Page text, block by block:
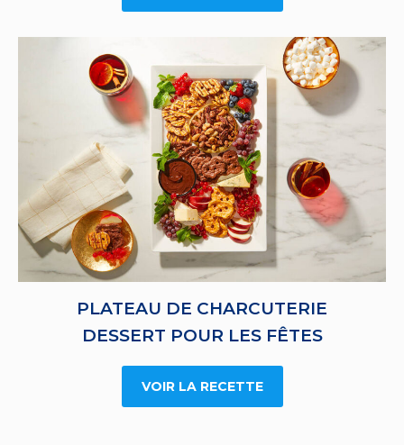
PLATEAU DE CHARCUTERIE
DESSERT POUR LES FÊTES
VOIR LA RECETTE